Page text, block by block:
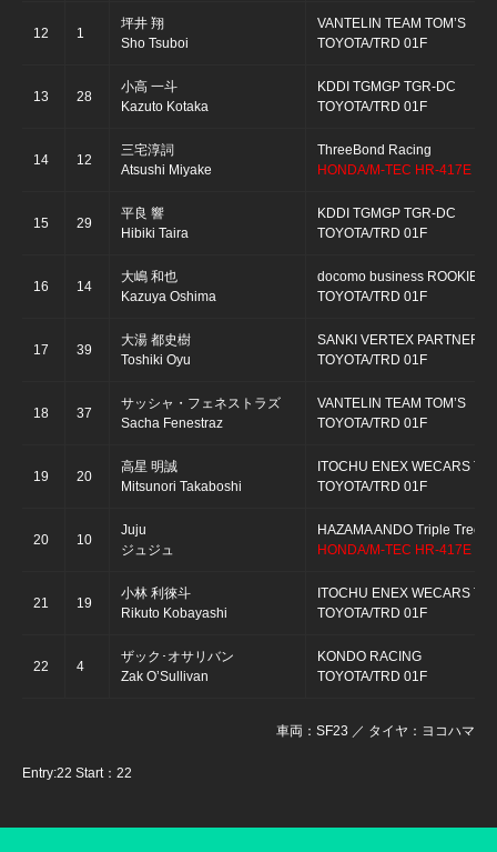
12 1
坪井 翔
Sho Tsuboi
VANTELIN TEAM TOM’S
TOYOTA/TRD 01F
13 28
小高 一斗
Kazuto Kotaka
KDDI TGMGP TGR-DC
TOYOTA/TRD 01F
14 12
三宅淳詞
Atsushi Miyake
ThreeBond Racing
HONDA/M-TEC HR-417E
15 29
平良 響
Hibiki Taira
KDDI TGMGP TGR-DC
TOYOTA/TRD 01F
16 14
大嶋 和也
Kazuya Oshima
docomo business ROOKIE
TOYOTA/TRD 01F
17 39
大湯 都史樹
Toshiki Oyu
SANKI VERTEX PARTNERS
TOYOTA/TRD 01F
18 37
サッシャ・フェネストラズ
Sacha Fenestraz
VANTELIN TEAM TOM’S
TOYOTA/TRD 01F
19 20
高星 明誠
Mitsunori Takaboshi
ITOCHU ENEX WECARS
TOYOTA/TRD 01F
20 10
Juju
ジュジュ
HAZAMA ANDO Triple Tree
HONDA/M-TEC HR-417E
21 19
小林 利徠斗
Rikuto Kobayashi
ITOCHU ENEX WECARS
TOYOTA/TRD 01F
22 4
ザック･オサリバン
Zak O’Sullivan
KONDO RACING
TOYOTA/TRD 01F
車両：SF23 ／ タイヤ：ヨコハマ
Entry:22 Start：22